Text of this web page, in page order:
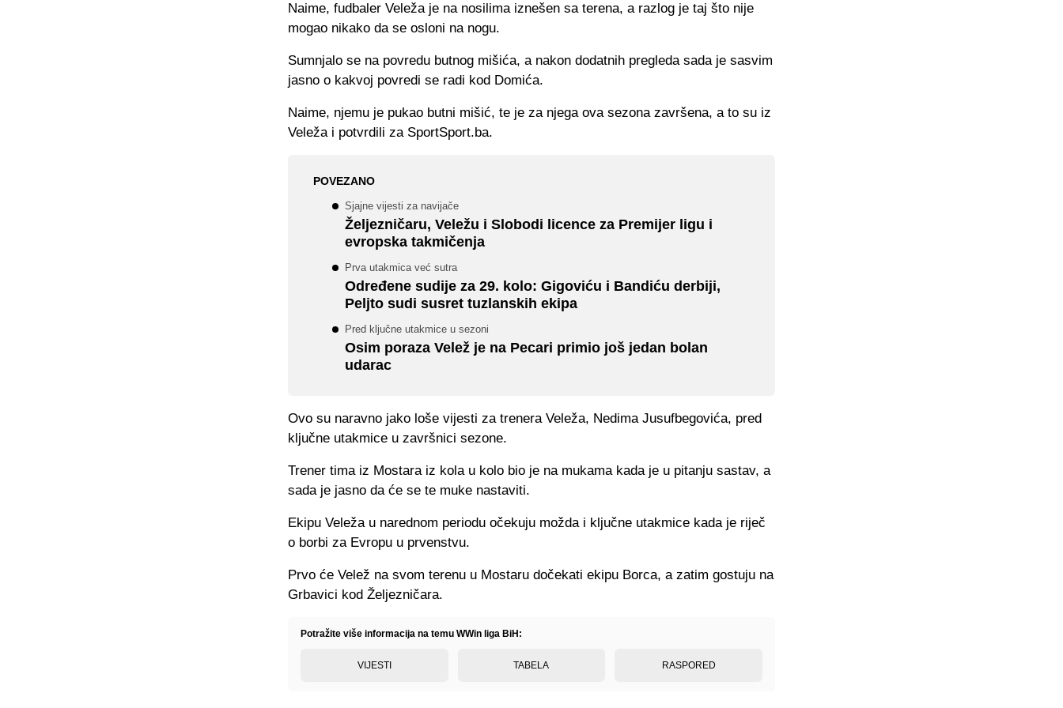
Naime, fudbaler Veleža je na nosilima iznešen sa terena, a razlog je taj što nije
mogao nikako da se osloni na nogu.
Sumnjalo se na povredu butnog mišića, a nakon dodatnih pregleda sada je sasvim
jasno o kakvoj povredi se radi kod Domića.
Naime, njemu je pukao butni mišić, te je za njega ova sezona završena, a to su iz
Veleža i potvrdili za SportSport.ba.
POVEZANO
Sjajne vijesti za navijače
Željezničaru, Veležu i Slobodi licence za Premijer ligu i
evropska takmičenja
Prva utakmica već sutra
Određene sudije za 29. kolo: Gigoviću i Bandiću derbiji,
Peljto sudi susret tuzlanskih ekipa
Pred ključne utakmice u sezoni
Osim poraza Velež je na Pecari primio još jedan bolan
udarac
Ovo su naravno jako loše vijesti za trenera Veleža, Nedima Jusufbegovića, pred
ključne utakmice u završnici sezone.
Trener tima iz Mostara iz kola u kolo bio je na mukama kada je u pitanju sastav, a
sada je jasno da će se te muke nastaviti.
Ekipu Veleža u narednom periodu očekuju možda i ključne utakmice kada je riječ
o borbi za Evropu u prvenstvu.
Prvo će Velež na svom terenu u Mostaru dočekati ekipu Borca, a zatim gostuju na
Grbavici kod Željezničara.
Potražite više informacija na temu WWin liga BiH:
VIJESTI TABELA RASPORED